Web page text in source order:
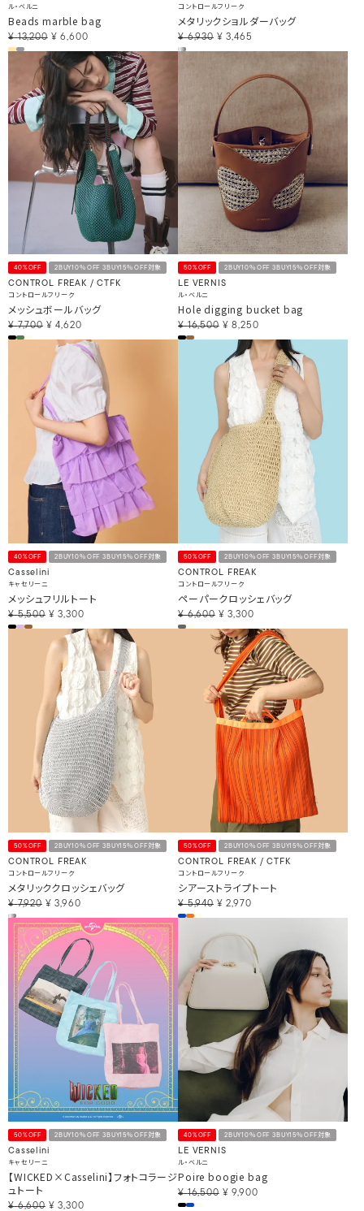
ル・ベルニ
Beads marble bag
¥ 13,200 ¥ 6,600
コントロールフリーク
メタリックショルダーバッグ
¥ 6,930 ¥ 3,465
40%OFF 2BUY10％OFF 3BUY15％OFF対象
CONTROL FREAK / CTFK
コントロールフリーク
メッシュボールバッグ
¥ 7,700 ¥ 4,620
50%OFF 2BUY10％OFF 3BUY15％OFF対象
LE VERNIS
ル・ベルニ
Hole digging bucket bag
¥ 16,500 ¥ 8,250
40%OFF 2BUY10％OFF 3BUY15％OFF対象
Casselini
キャセリーニ
メッシュフリルトート
¥ 5,500 ¥ 3,300
50%OFF 2BUY10％OFF 3BUY15％OFF対象
CONTROL FREAK
コントロールフリーク
ペーパークロッシェバッグ
¥ 6,600 ¥ 3,300
50%OFF 2BUY10％OFF 3BUY15％OFF対象
CONTROL FREAK
コントロールフリーク
メタリッククロッシェバッグ
¥ 7,920 ¥ 3,960
50%OFF 2BUY10％OFF 3BUY15％OFF対象
CONTROL FREAK / CTFK
コントロールフリーク
シアーストライプトート
¥ 5,940 ¥ 2,970
50%OFF 2BUY10％OFF 3BUY15％OFF対象
Casselini
キャセリーニ
【WICKED×Casselini】フォトコラージ
ュトート
¥ 6,600 ¥ 3,300
40%OFF 2BUY10％OFF 3BUY15％OFF対象
LE VERNIS
ル・ベルニ
Poire boogie bag
¥ 16,500 ¥ 9,900